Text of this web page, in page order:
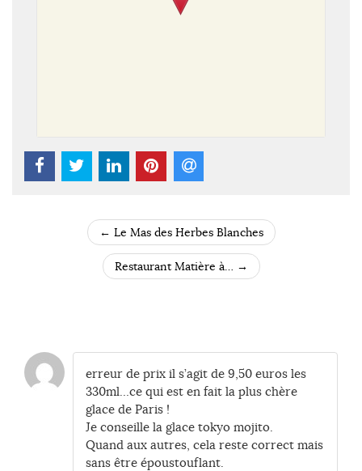
POST NAVIGATION
← Le Mas des Herbes Blanches
Restaurant Matière à… →
erreur de prix il s’agit de 9,50 euros les
330ml…ce qui est en fait la plus chère
glace de Paris !
Je conseille la glace tokyo mojito.
Quand aux autres, cela reste correct mais
sans être époustouflant.